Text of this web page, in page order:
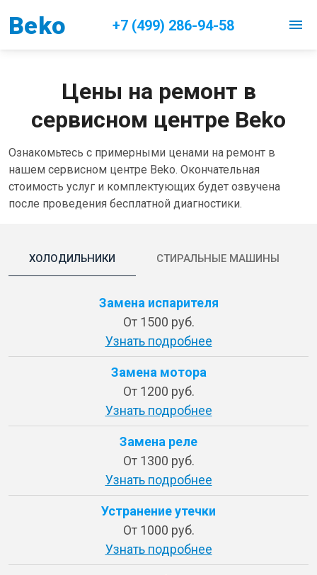
Beko +7 (499) 286-94-58 menu
Цены на ремонт в
сервисном центре Beko
Ознакомьтесь с примерными ценами на ремонт в
нашем сервисном центре Beko. Окончательная
стоимость услуг и комплектующих будет озвучена
после проведения бесплатной диагностики.
ХОЛОДИЛЬНИКИ СТИРАЛЬНЫЕ МАШИНЫ
Замена испарителя
От 1500 руб.
Узнать подробнее
Замена мотора
От 1200 руб.
Узнать подробнее
Замена реле
От 1300 руб.
Узнать подробнее
Устранение утечки
От 1000 руб.
Узнать подробнее